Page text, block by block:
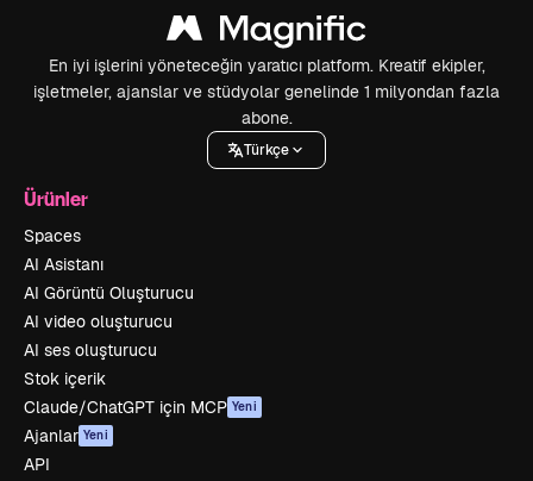
En iyi işlerini yöneteceğin yaratıcı platform. Kreatif ekipler,
işletmeler, ajanslar ve stüdyolar genelinde 1 milyondan fazla
abone.
Türkçe
Ürünler
Spaces
AI Asistanı
AI Görüntü Oluşturucu
AI video oluşturucu
AI ses oluşturucu
Stok içerik
Claude/ChatGPT için MCP Yeni
Ajanlar Yeni
API